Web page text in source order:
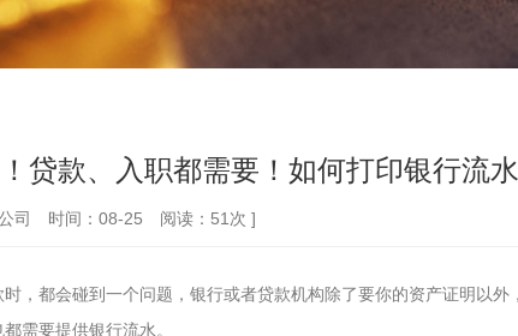
贷款、入职都需要！如何打印银行流水
公司 时间：08-25 阅读：51次 ]
都会碰到一个问题，银行或者贷款机构除了要你的资产证明以外
需要提供银行流水。